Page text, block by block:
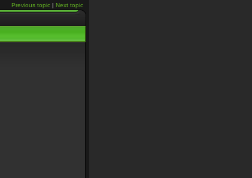
Previous topic | Next topic